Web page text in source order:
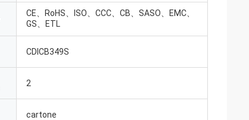
CE、RoHS、ISO、CCC、CB、SASO、EMC、
GS、ETL
CDICB349S
2
cartone